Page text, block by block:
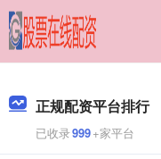
正规配资平台排行
已收录999+家平台